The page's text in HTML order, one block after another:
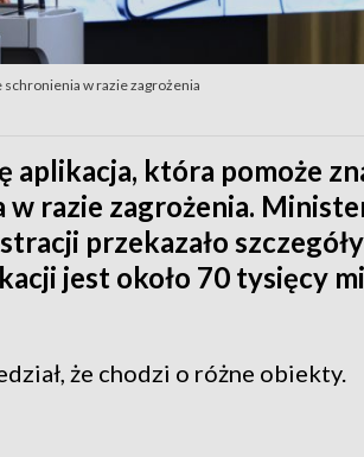
schronienia w razie zagrożenia
aplikacja, która pomoże
w razie zagrożenia.
przekazało
jest około 70 tysięcy
że chodzi o różne obiekty.